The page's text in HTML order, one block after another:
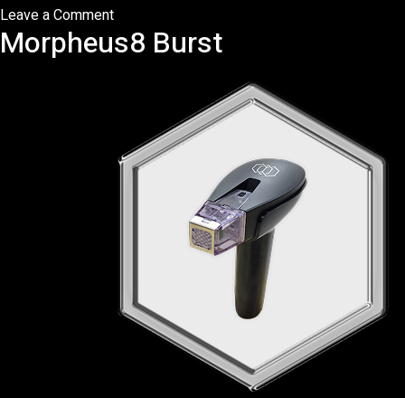
Leave a Commenton
Morpheus8
Burst
Morpheus8 Burst